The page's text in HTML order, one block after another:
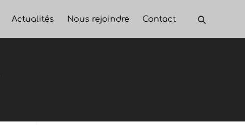
Actualités Nous rejoindre Contact